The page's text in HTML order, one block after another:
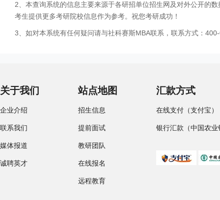
2、本查询系统的信息主要来源于各研招单位招生网及对外公开的
考生提供更多考研院校信息作为参考。祝您考研成功！
3、如对本系统有任何疑问请与社科赛斯MBA联系，联系方式：
关于我们
企业介绍
联系我们
媒体报道
诚聘英才
站点地图
招生信息
提前面试
教研团队
在线报名
远程教育
汇款方式
在线支付（支付宝）
银行汇款（中国农业